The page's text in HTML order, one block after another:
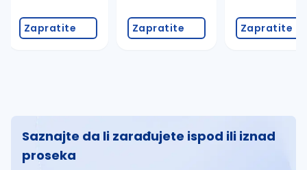
Zapratite Zapratite Zapratite
Saznajte da li zarađujete ispod ili iznad
proseka